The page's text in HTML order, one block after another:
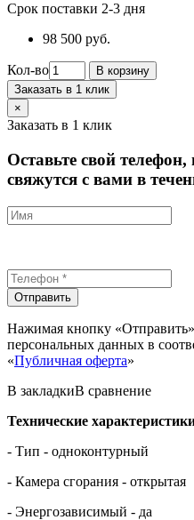
Срок поставки 2-3 дня
98 500 руб.
Кол-во
В корзину
Заказать в 1 клик
×
Заказать в 1 клик
Оставьте свой
свяжутся с вами в
Отправить
Нажимая кнопку
персональных данных в
«Публичная оферта»
В закладкиВ сравнение
Технические
- Тип - одноконтурный
- Камера сгорания - открытая
- Энергозависимый - да